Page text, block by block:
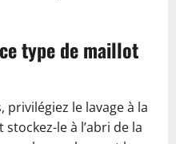
type de maillot
privilégiez le lavage à la
le à l’abri de la